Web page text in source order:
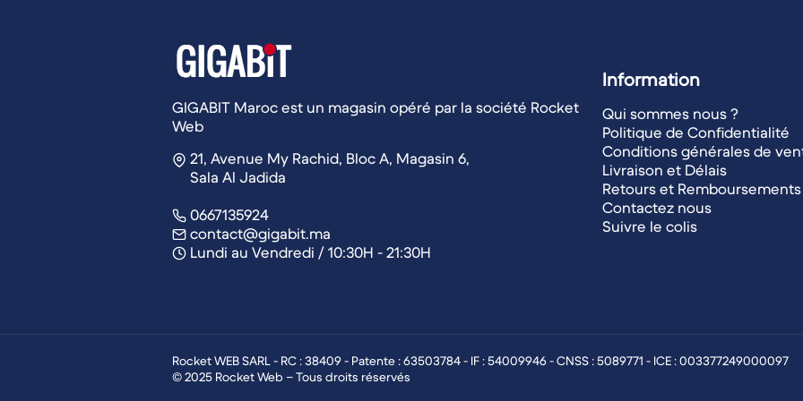
GIGABIT Maroc est un magasin opéré par la société Rocket
Web
21, Avenue My Rachid, Bloc A, Magasin 6,
Sala Al Jadida
0667135924
contact@gigabit.ma
Lundi au Vendredi / 10:30H - 21:30H
Information
Qui sommes nous ?
Politique de Confidentialité
Conditions générales de
Livraison et Délais
Retours et Remboursements
Contactez nous
Suivre le colis
Rocket WEB SARL - RC : 38409 - Patente : 63503784 - IF : 54009946 - CNSS : 5089771 - ICE : 003377249000097
© 2025 Rocket Web – Tous droits réservés